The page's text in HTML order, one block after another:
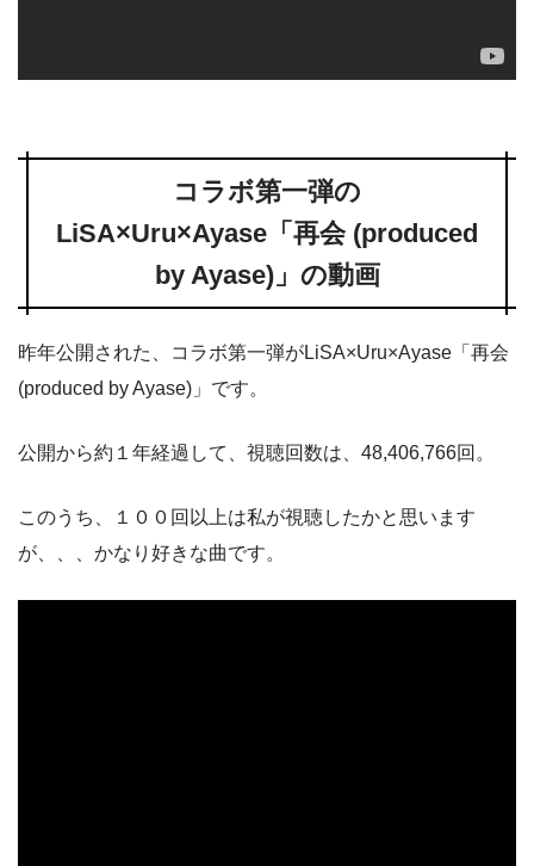
コラボ第一弾の
LiSA×Uru×Ayase「再会 (produced
by Ayase)」の動画
昨年公開された、コラボ第一弾がLiSA×Uru×Ayase「再会
(produced by Ayase)」です。
公開から約１年経過して、視聴回数は、48,406,766回。
このうち、１００回以上は私が視聴したかと思います
が、、、かなり好きな曲です。